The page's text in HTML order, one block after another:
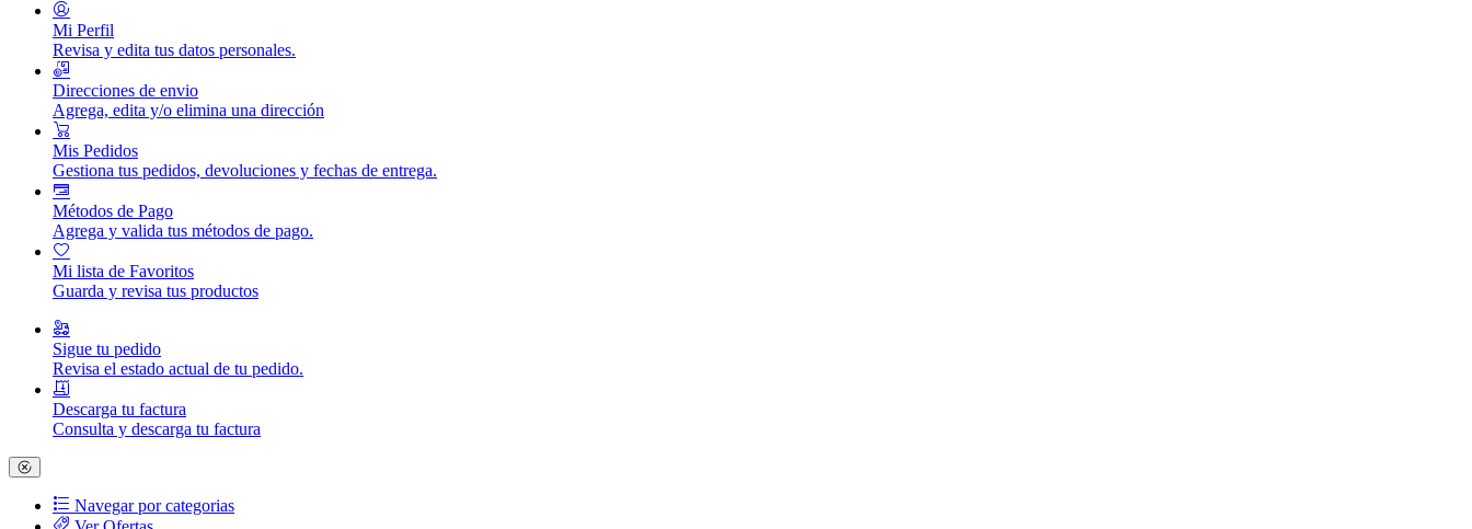
Mi Perfil
Revisa y edita tus datos personales.
Direcciones de envio
Agrega, edita y/o elimina una dirección
Mis Pedidos
Gestiona tus pedidos, devoluciones y fechas de entrega.
Métodos de Pago
Agrega y valida tus métodos de pago.
Mi lista de Favoritos
Guarda y revisa tus productos
Sigue tu pedido
Revisa el estado actual de tu pedido.
Descarga tu factura
Consulta y descarga tu factura
Navegar por categorias